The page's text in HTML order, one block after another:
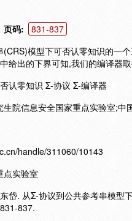
页码:
831-837
(CRS)模型下可否认零知识的一
给出的下界可知,我们的编译器
认零知识 Σ-协议 Σ-编译器
生院信息安全国家重点实验室;中
handle/311060/10143
点实验室
岱. 从Σ-协议到公共参考串模型
837.